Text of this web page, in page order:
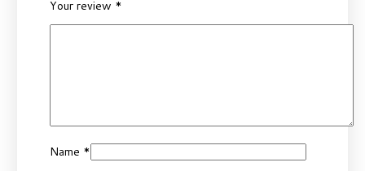
Your review *
Name *